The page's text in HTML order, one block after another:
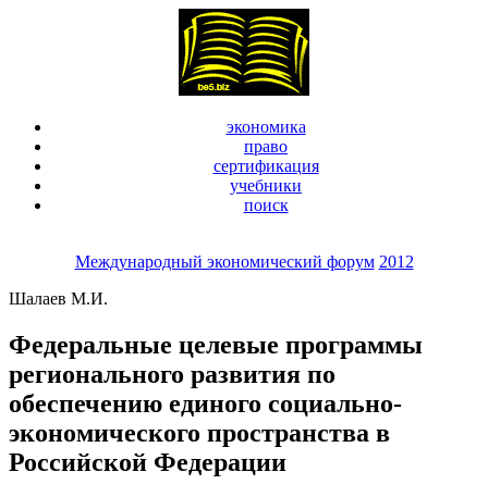
экономика
право
сертификация
учебники
поиск
Международный экономический форум 2012
Шалаев М.И.
Федеральные целевые программы
регионального развития по
обеспечению единого социально-
экономического пространства в
Российской Федерации